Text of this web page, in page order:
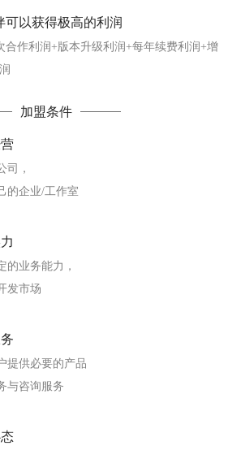
可以获得极高的利润
合作利润+版本升级利润+每年续费利润+增
加盟条件
司，
的企业/工作室
的业务能力，
发市场
提供必要的产品
与咨询服务